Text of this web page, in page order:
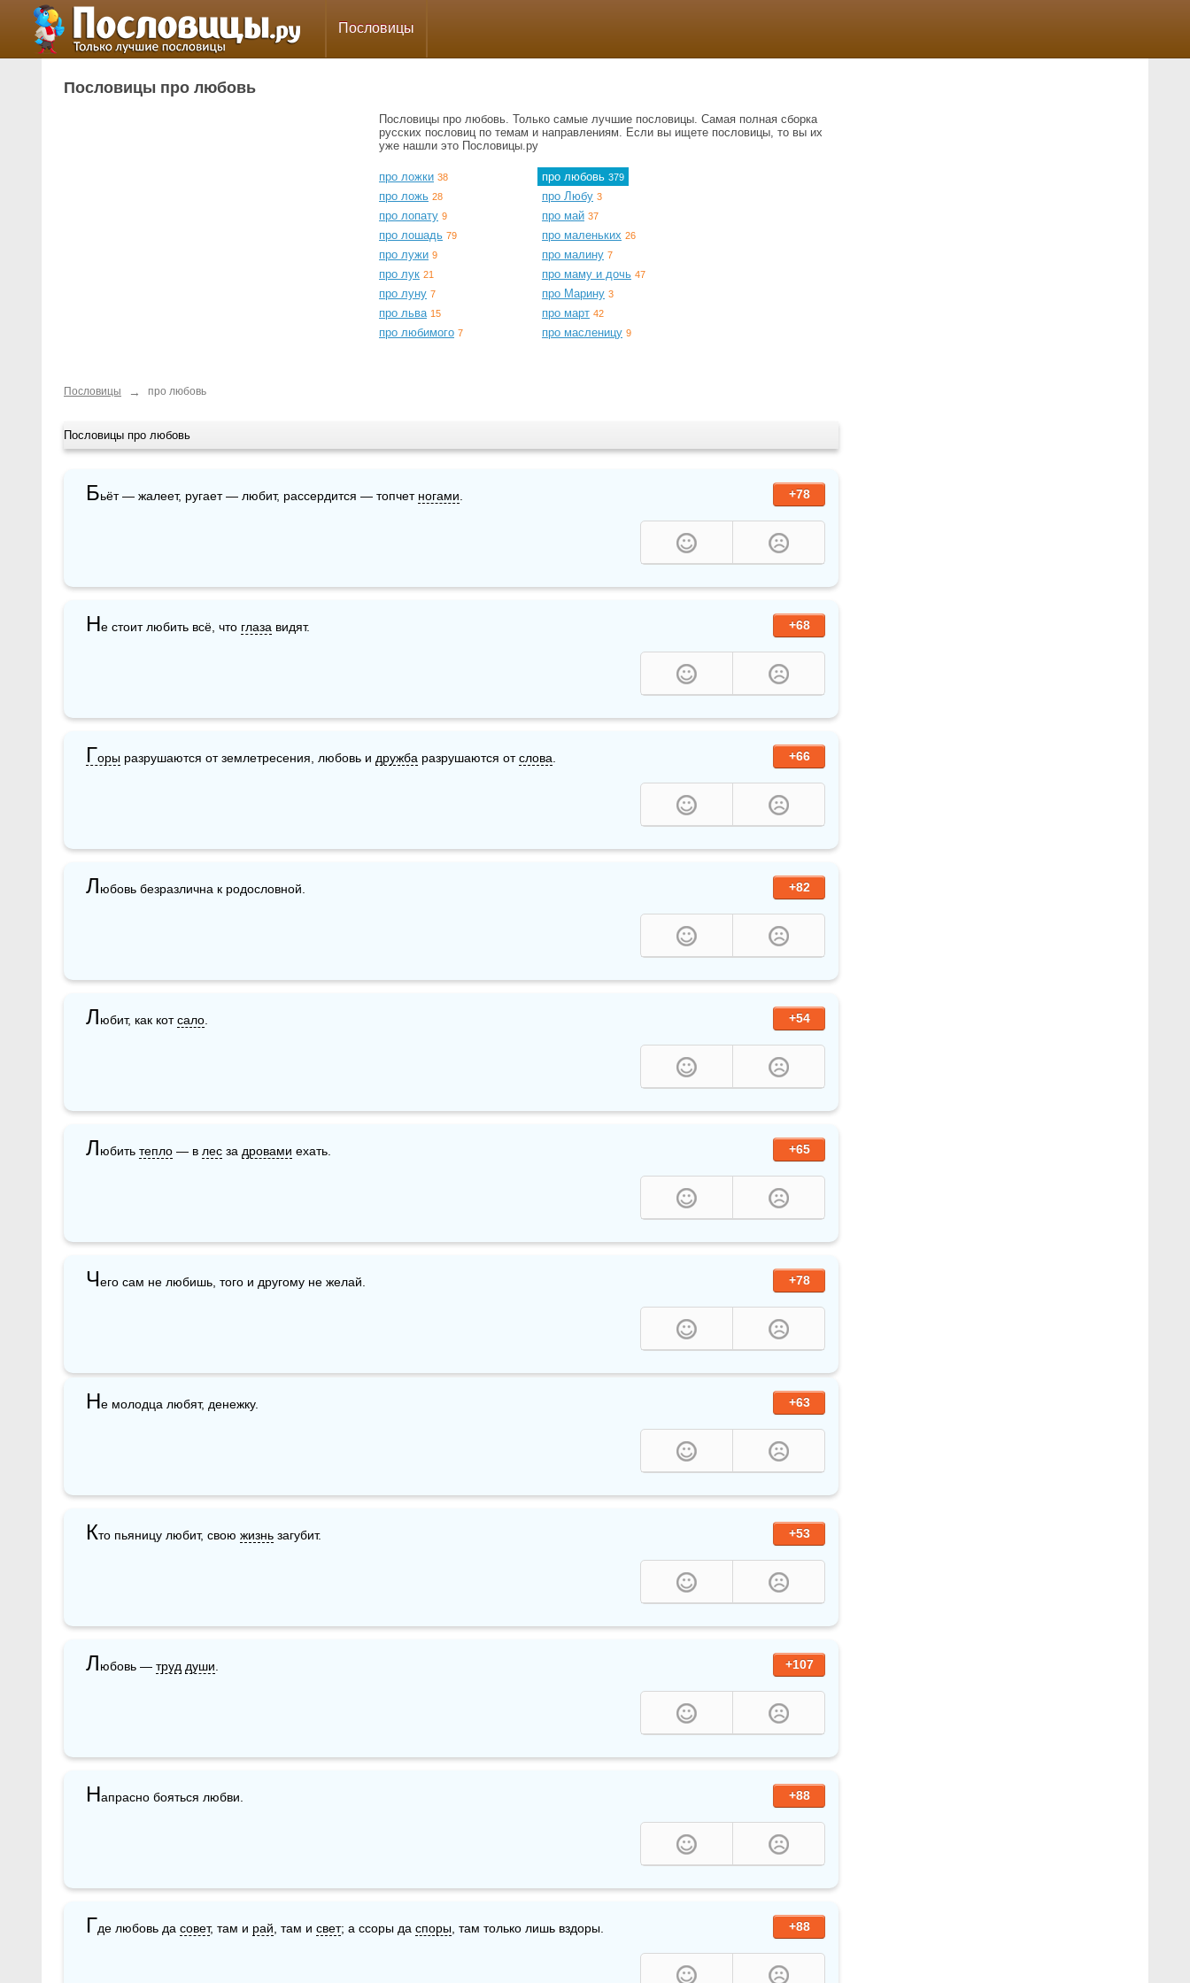
Пословицы
Пословицы про любовь
Пословицы про любовь. Только самые лучшие пословицы. Самая полная сборка
русских пословиц по темам и направлениям. Если вы ищете пословицы, то вы их
уже нашли это Пословицы.ру
про ложки 38
про ложь 28
про лопату 9
про лошадь 79
про лужи 9
про лук 21
про луну 7
про льва 15
про любимого 7
про любовь 379
про Любу 3
про май 37
про маленьких 26
про малину 7
про маму и дочь 47
про Марину 3
про март 42
про масленицу 9
Пословицы → про любовь
Пословицы про любовь
+78
Бьёт — жалеет, ругает — любит, рассердится — топчет ногами
+68
Не стоит любить всё, что глаза видят.
+66
Горы разрушаются от землетресения, любовь и дружба разрушаются от слова
+82
Любовь безразлична к родословной.
+54
Любит, как кот сало
+65
Любить тепло — в лес за дровами ехать.
+78
Чего сам не любишь, того и другому не желай.
+63
Не молодца любят, денежку.
+53
Кто пьяницу любит, свою жизнь загубит.
+107
Любовь — труд души
+88
Напрасно бояться любви.
+88
Где любовь да совет, там и рай , там и свет; а ссоры да споры , там только лишь вздоры.